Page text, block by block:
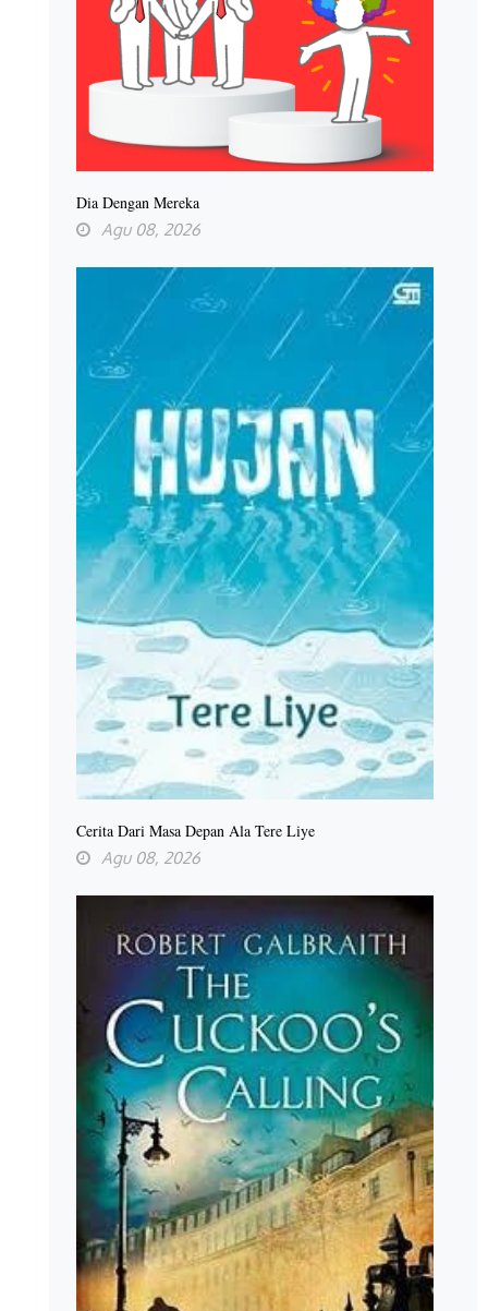
Dia Dengan Mereka
Agu 08, 2026
Cerita Dari Masa Depan Ala Tere Liye
Agu 08, 2026